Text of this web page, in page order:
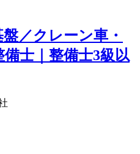
／クレーン車・
士｜整備士3級以